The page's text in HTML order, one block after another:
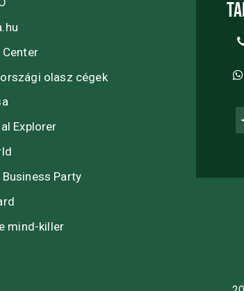
Center
olasz cégek
Explorer
Party
mind-killer